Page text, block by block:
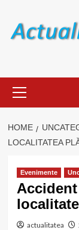
content
Menu
HOME
LOCALITATEA
Evenimente
actualitatea